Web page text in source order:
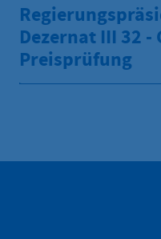
Dezernat III 32
Preisprüfung